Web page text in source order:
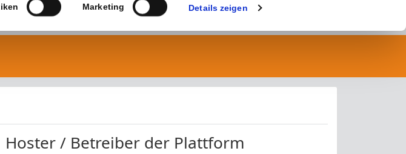
Marketing Details zeigen
Hoster / Betreiber der Plattform